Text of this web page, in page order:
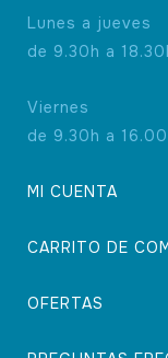
Lunes a jueves
de 9.30h a
Viernes
de 9.30h a
MI CUENTA
CARRITO DE
OFERTAS